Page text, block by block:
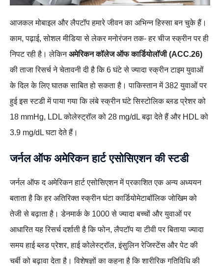
आजकल मोबाइल और लैपटॉप हमारे जीवन का अभिन्न हिस्सा बन चुके हैं।
काम, पढ़ाई, सोशल मीडिया से लेकर मनोरंजन तक- हर चीज स्क्रीन पर ही
निपट रही है। लेकिनअमेरिकन कॉलेज ऑफ कार्डियोलॉजी (ACC.26)
की ताजा रिसर्च ने चेतावनी दी है कि 6 घंटे से ज्यादा स्क्रीन टाइम युवाओं
के दिल के लिए घातक साबित हो सकता है। पाकिस्तान में 382 युवाओं पर
हुई इस स्टडी में पाया गया कि लंबे स्क्रीन घंटे सिस्टोलिक ब्लड प्रेशर को
18 mmHg, LDL कोलेस्ट्रॉल को 28 mg/dL बढ़ा देते हैं और HDL को
3.9 mg/dL घटा देते हैं।
जर्नल ऑफ अमेरिकन हार्ट एसोसिएशन की स्टडी
जर्नल ऑफ द अमेरिकन हार्ट एसोसिएशन में प्रकाशित एक अन्य अध्ययन
बताता है कि हर अतिरिक्त स्क्रीन घंटा कार्डियोमेटाबॉलिक जोखिम को
तेजी से बढ़ाता है। डेनमार्क के 1000 से ज्यादा बच्चों और युवाओं पर
आधारित यह रिसर्च दर्शाती है कि फोन, लैपटॉप या टीवी पर बिताया ज्यादा
समय हाई ब्लड प्रेशर, हाई कोलेस्ट्रॉल, इंसुलिन रेजिस्टेंस और पेट की
चर्बी को बढ़ावा देता है। विशेषज्ञों का कहना है कि शारीरिक गतिविधि की